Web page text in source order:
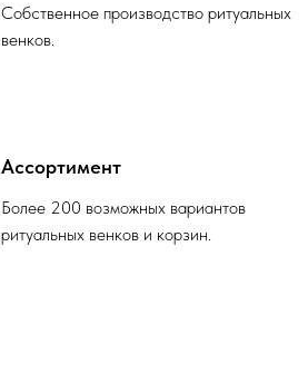
Собственное производство ритуальных
венков.
Ассортимент
Более 200 возможных вариантов
ритуальных венков и корзин.